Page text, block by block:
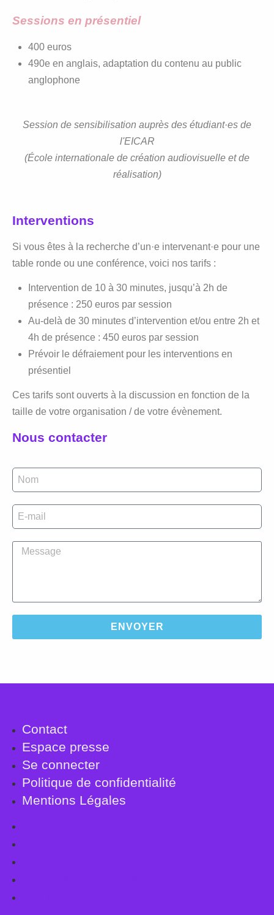
Sessions en présentiel
400 euros
490e en anglais, adaptation du contenu au public
anglophone
Session de sensibilisation auprès des étudiant·es de
l'EICAR
(École internationale de création audiovisuelle et de
réalisation)
Interventions
Si vous êtes à la recherche d’un·e intervenant·e pour une
table ronde ou une conférence, voici nos tarifs :
Intervention de 10 à 30 minutes, jusqu’à 2h de
présence : 250 euros par session
Au-delà de 30 minutes d’intervention et/ou entre 2h et
4h de présence : 450 euros par session
Prévoir le défraiement pour les interventions en
présentiel
Ces tarifs sont ouverts à la discussion en fonction de la
taille de votre organisation / de votre évènement.
Nous contacter
ENVOYER
Contact
Espace presse
Se connecter
Politique de confidentialité
Mentions Légales